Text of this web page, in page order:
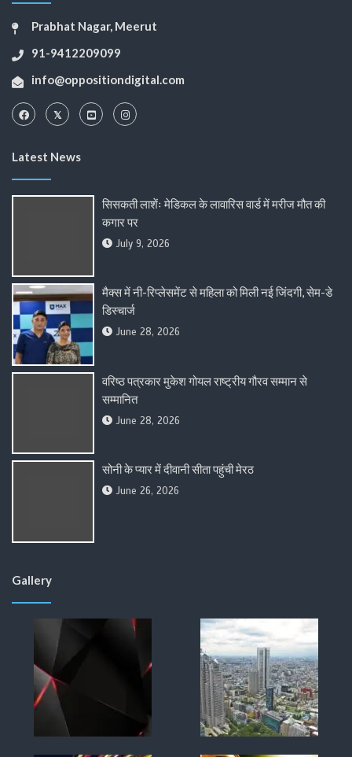
Prabhat Nagar, Meerut
91-9412209099
info@oppositiondigital.com
Latest News
सिसकती लाशेंः मेडिकल के लावारिस वार्ड में मरीज मौत की
कगार पर
July 9, 2026
मैक्स में नी-रिप्लेसमेंट से महिला को मिली नई जिंदगी, सेम-डे
डिस्चार्ज
June 28, 2026
वरिष्ठ पत्रकार मुकेश गोयल राष्ट्रीय गौरव सम्मान से
सम्मानित
June 28, 2026
सोनी के प्यार में दीवानी सीता पहुंची मेरठ
June 26, 2026
Gallery